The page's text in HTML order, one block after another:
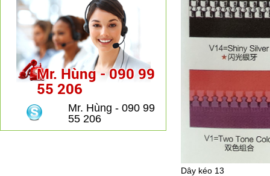
Mr. Hùng - 090 99
55 206
Mr. Hùng - 090 99
55 206
Dây kéo 13